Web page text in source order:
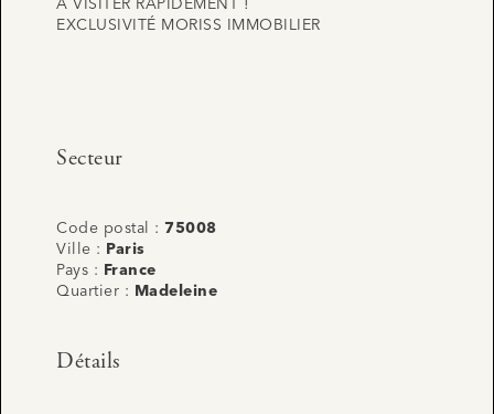
À VISITER RAPIDEMENT !
EXCLUSIVITÉ MORISS IMMOBILIER
Secteur
Code postal : 75008
Ville :
Paris
Pays :
France
Quartier :
Madeleine
Détails